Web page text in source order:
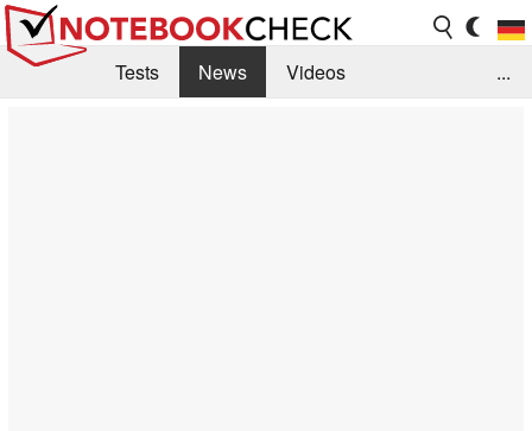
Tests News
Videos
...